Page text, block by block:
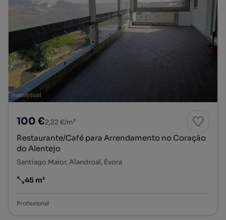
100 €2,22 €/m²
Restaurante/Café para Arrendamento no Coração
do Alentejo
Santiago Maior, Alandroal, Évora
Preço por metro quadrado
45 m²
Profissional